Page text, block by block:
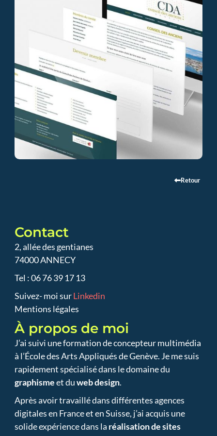
Retour
Contact
2, allée des gentianes
74000 ANNECY
Tel : 06 76 39 17 13
Suivez- moi surLinkedin
Mentions légales
À propos de moi
J’ai suivi une formation de concepteur multimédia
à l’École des Arts Appliqués de Genève. Je me suis
rapidement spécialisé dans le domaine du
graphismeet duweb design.
Après avoir travaillé dans différentes agences
digitales en France et en Suisse, j’ai acquis une
solide expérience dans la réalisation de sites